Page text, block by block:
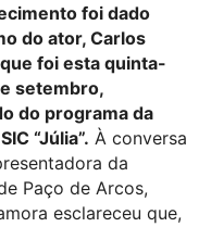
foi dado
do ator, Carlos
foi esta quinta-
setembro,
do programa da
“Júlia”. À conversa
da
Paço de Arcos,
esclareceu que,